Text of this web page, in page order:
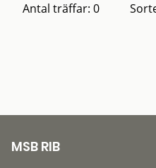
Antal träffar: 0
MSB RIB